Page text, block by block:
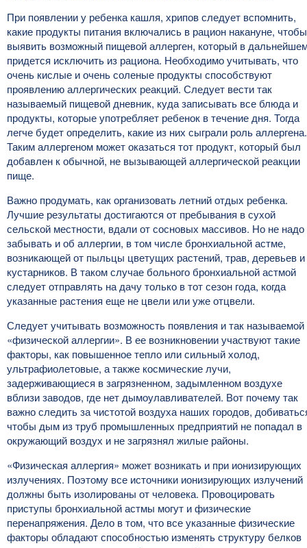
При появлении у ребенка кашля, хрипов следует вспомнить,
какие продукты питания включались в рацион накануне, чтобы
выявить возможный пищевой аллерген, который в
придется исключить из рациона. Необходимо учитывать, что
очень кислые и очень соленые продукты способствуют
проявлению аллергических реакций. Следует вести так
называемый пищевой дневник, куда записывать все блюда и
продукты, которые употребляет ребенок в течение дня. Тогда
легче будет определить, какие из них сыграли роль аллергена.
Таким аллергеном может оказаться тот продукт, который был
добавлен к обычной, не вызывающей аллергической реакции
пище.
Важно продумать, как организовать летний отдых ребенка.
Лучшие результаты достигаются от пребывания в сухой
сельской местности, вдали от сосновых массивов. Но не надо
забывать и об аллергии, в том числе бронхиальной астме,
возникающей от пыльцы цветущих растений, трав, деревьев и
кустарников. В таком случае больного бронхиальной астмой
следует отправлять на дачу только в тот сезон года, когда
указанные растения еще не цвели или уже отцвели.
Следует учитывать возможность появления и так называемой
«физической аллергии». В ее возникновении участвуют такие
факторы, как повышенное тепло или сильный холод,
ультрафиолетовые, а также космические лучи,
задерживающиеся в загрязненном, задымленном воздухе
вблизи заводов, где нет дымоулавливателей. Вот почему так
важно следить за чистотой воздуха наших городов,
чтобы дым из труб промышленных предприятий не попадал в
окружающий воздух и не загрязнял жилые районы.
«Физическая аллергия» может возникать и при ионизирующих
излучениях. Поэтому все источники ионизирующих излучений
должны быть изолированы от человека. Провоцировать
приступы бронхиальной астмы могут и физические
перенапряжения. Дело в том, что все указанные физические
факторы обладают способностью изменять структуру белков